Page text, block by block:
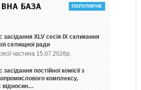
БАЗА
засідання ХLV сесія ІХ скликання
селищної ради
частина 15.07.2026р.
постійної комісії з
комплексу,
відносин…